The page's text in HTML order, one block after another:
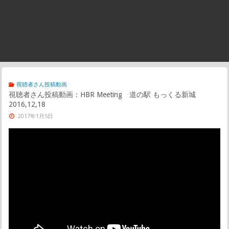
視聴者さん投稿動画
視聴者さん投稿動画：HBR Meeting 道の駅 もっくる新城
2016,12,18
2017年1月5日